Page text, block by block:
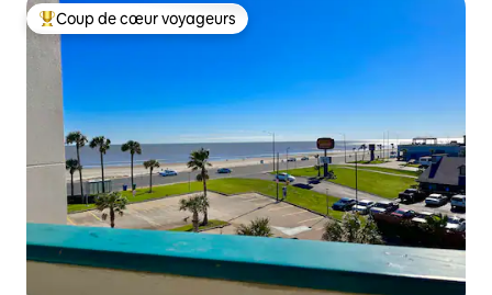
Coup de cœur voyageurs parmi les plus aimés
Coup de cœur voyageurs